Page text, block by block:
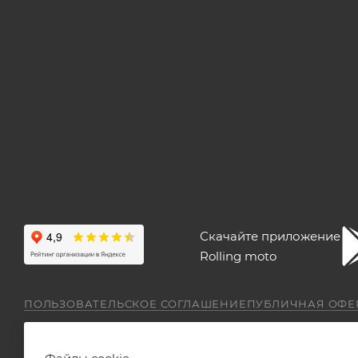
Скачайте приложение
Rolling moto
ПОЛЬЗОВАТЕЛЬСКОЕ СОГЛАШЕНИЕПУБЛИЧНАЯ